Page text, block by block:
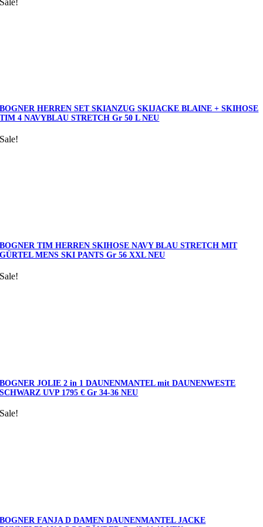
BOGNER HERREN SET SKIANZUG SKIJACKE BLAINE + SKIHOSE
TIM 4 NAVYBLAU STRETCH Gr 50 L NEU
Sale!
BOGNER TIM HERREN SKIHOSE NAVY BLAU STRETCH MIT
GÜRTEL MENS SKI PANTS Gr 56 XXL NEU
Sale!
BOGNER JOLIE 2 in 1 DAUNENMANTEL mit DAUNENWESTE
SCHWARZ UVP 1795 € Gr 34-36 NEU
Sale!
BOGNER FANJA D DAMEN DAUNENMANTEL JACKE